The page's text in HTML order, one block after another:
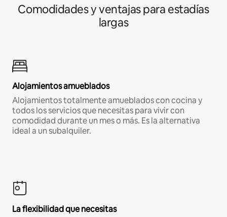
Comodidades y ventajas para estadías
largas
Alojamientos amueblados
Alojamientos totalmente amueblados con cocina y
todos los servicios que necesitas para vivir con
comodidad durante un mes o más. Es la alternativa
ideal a un subalquiler.
La flexibilidad que necesitas